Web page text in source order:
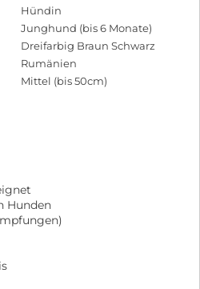
Hündin
Junghund (bis 6 Monate)
Dreifarbig Braun Schwarz
Rumänien
Mittel (bis 50cm)
Hunden